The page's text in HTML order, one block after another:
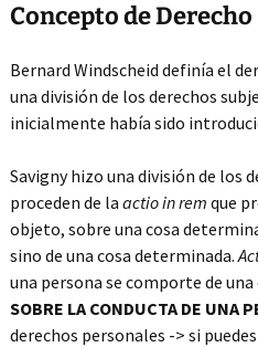
Concepto de
Bernard Windscheid definía el
una división de los derechos
inicialmente había sido
Savigny hizo una división de los
proceden de la actio in rem que
objeto, sobre una cosa
sino de una cosa determinada.
una persona se comporte de
SOBRE LA CONDUCTA DE UNA
derechos personales -> si